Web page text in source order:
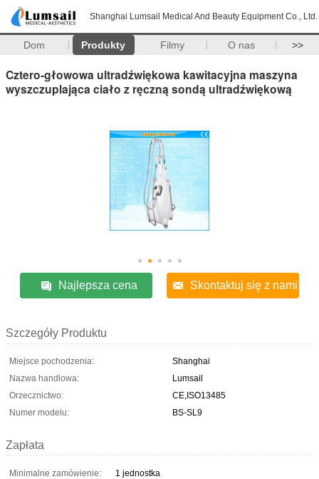
Shanghai Lumsail Medical And Beauty Equipment Co., Ltd.
Dom Produkty Filmy O nas >>
Cztero-głowowa ultradźwiękowa kawitacyjna maszyna
wyszczuplająca ciało z ręczną sondą ultradźwiękową
Najlepsza cena Skontaktuj się z nami
Szczegóły Produktu
Miejsce pochodzenia:
Shanghai
Nazwa handlowa:
Lumsail
Orzecznictwo:
CE,ISO13485
Numer modelu:
BS-SL9
Zapłata
Minimalne zamówienie:
1 jednostka